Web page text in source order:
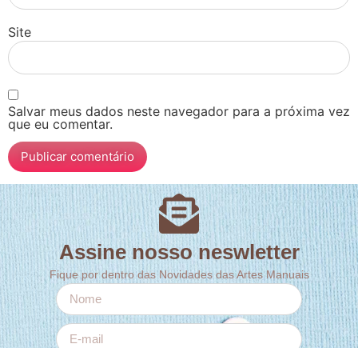
Site
Salvar meus dados neste navegador para a próxima vez
que eu comentar.
Assine nosso neswletter
Fique por dentro das Novidades das Artes Manuais